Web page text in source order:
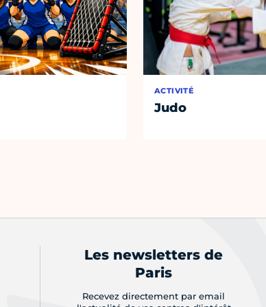
ACTIVITÉ
Judo
Les newsletters de
Paris
Recevez directement par email